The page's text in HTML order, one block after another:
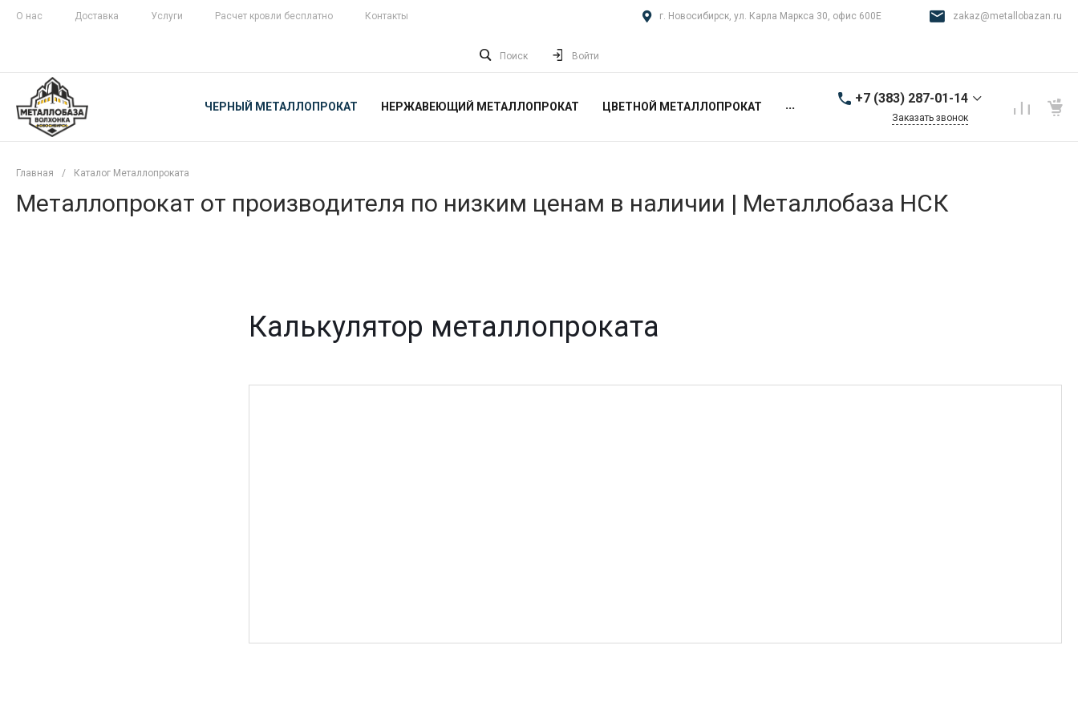
О нас Доставка Услуги Расчет кровли бесплатно Контакты г. Новосибирск, ул. Карла Маркса 30, офис 600Е zakaz@metallobazan.ru
Поиск Войти
ЧЕРНЫЙ МЕТАЛЛОПРОКАТ НЕРЖАВЕЮЩИЙ МЕТАЛЛОПРОКАТ ЦВЕТНОЙ МЕТАЛЛОПРОКАТ ... +7 (383) 287-01-14
9:00-18:00 пн-пт
Заказать звонок
Главная / Каталог Металлопроката
Металлопрокат от производителя по низким ценам в наличии | Металлобаза НСК
Калькулятор металлопроката